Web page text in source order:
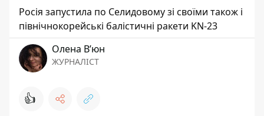
Росія запустила по Селидовому зі своїми також і
північнокорейські балістичні ракети KN-23
Олена Вʼюн
ЖУРНАЛІСТ
👍